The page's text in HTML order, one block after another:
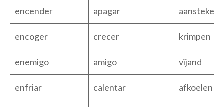
encender apagar aansteken
encoger crecer krimpen
enemigo amigo vijand
enfriar calentar afkoelen